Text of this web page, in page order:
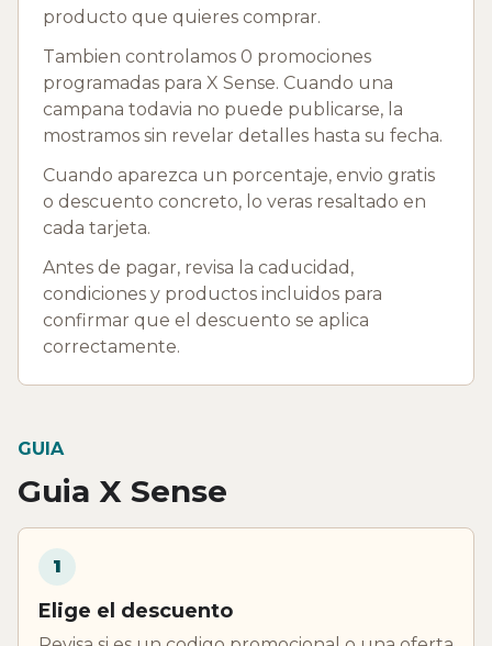
producto que quieres comprar.
Tambien controlamos 0 promociones
programadas para X Sense. Cuando una
campana todavia no puede publicarse, la
mostramos sin revelar detalles hasta su fecha.
Cuando aparezca un porcentaje, envio gratis
o descuento concreto, lo veras resaltado en
cada tarjeta.
Antes de pagar, revisa la caducidad,
condiciones y productos incluidos para
confirmar que el descuento se aplica
correctamente.
GUIA
Guia X Sense
1
Elige el descuento